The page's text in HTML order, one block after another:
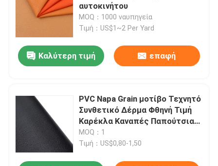
αυτοκινήτου
MOQ：1000 ναυπηγεία
Τιμή：US$1~2 Per Yard
Καλύτερη τιμή επαφή
PVC Napa Grain μοτίβο Τεχνητό
Συνθετικό Δέρμα Φθηνή Τιμή
Καρέκλα Καναπές Παπούτσια
Αυτοκίνητο Πάτωμα Faux
Leather
MOQ：1
Τιμή：US$0,80-1,50